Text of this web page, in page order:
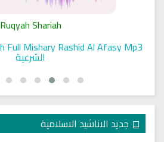
Ruqyah Shariah
الشرعية
جديد الاناشيد الاسلامية